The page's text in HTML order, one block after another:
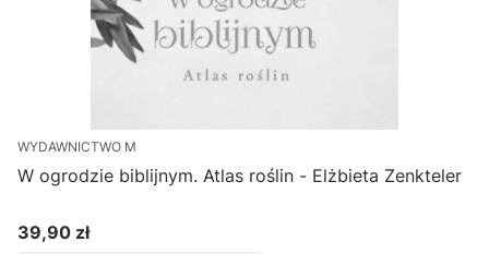
WYDAWNICTWO M
W ogrodzie biblijnym. Atlas roślin - Elżbieta Zenkteler
Cena
39,90 zł